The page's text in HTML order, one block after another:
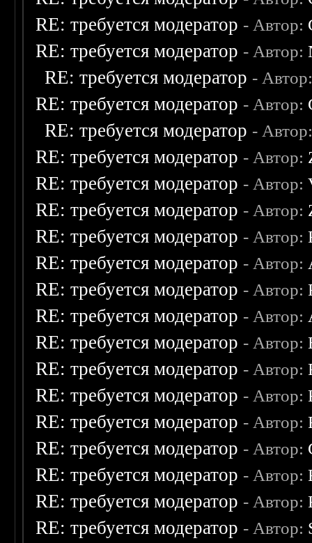
RE: требуется модератор - Автор:
RE: требуется модератор - Автор:
RE: требуется модератор -
RE: требуется модератор - Автор:
RE: требуется модератор -
RE: требуется модератор - Автор:
RE: требуется модератор - Автор:
RE: требуется модератор - Автор:
RE: требуется модератор - Автор:
RE: требуется модератор - Автор:
RE: требуется модератор - Автор:
RE: требуется модератор - Автор:
RE: требуется модератор - Автор:
RE: требуется модератор - Автор:
RE: требуется модератор - Автор:
RE: требуется модератор - Автор:
RE: требуется модератор - Автор:
RE: требуется модератор - Автор:
RE: требуется модератор - Автор:
RE: требуется модератор - Автор: